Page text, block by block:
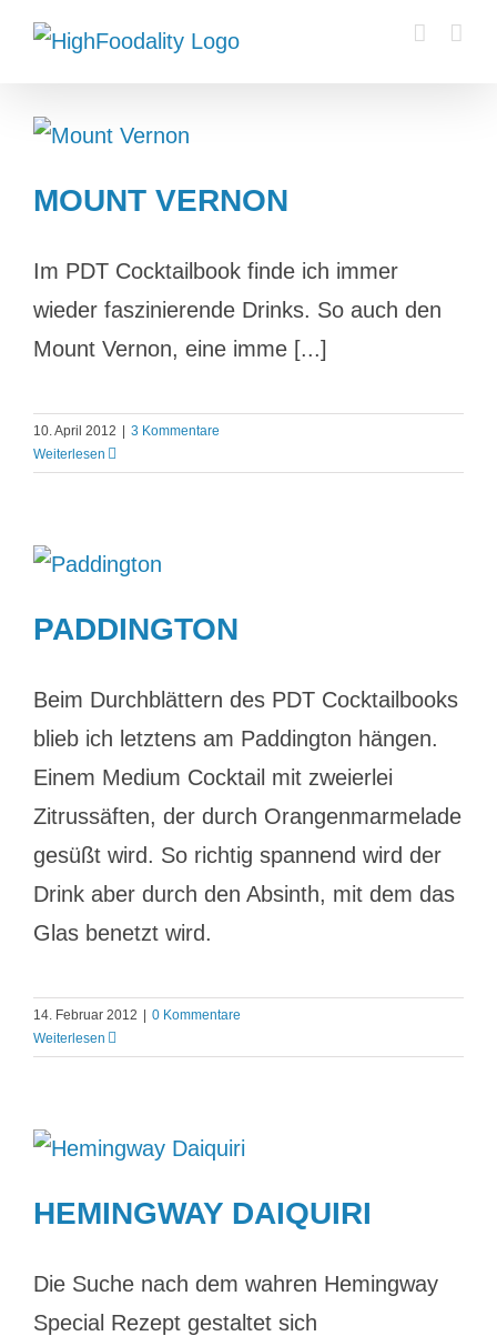
Zum
Inhalt
MOUNT VERNON
Im PDT Cocktailbook finde ich immer
wieder faszinierende Drinks. So auch den
Mount Vernon, eine imme [...]
10. April 2012
3 Kommentare
Weiterlesen
PADDINGTON
Beim Durchblättern des PDT Cocktailbooks
blieb ich letztens am Paddington hängen.
Einem Medium Cocktail mit zweierlei
Zitrussäften, der durch Orangenmarmelade
gesüßt wird. So richtig spannend wird der
Drink aber durch den Absinth, mit dem das
Glas benetzt wird.
14. Februar 2012
0 Kommentare
Weiterlesen
HEMINGWAY DAIQUIRI
Die Suche nach dem wahren Hemingway
Special Rezept gestaltet sich